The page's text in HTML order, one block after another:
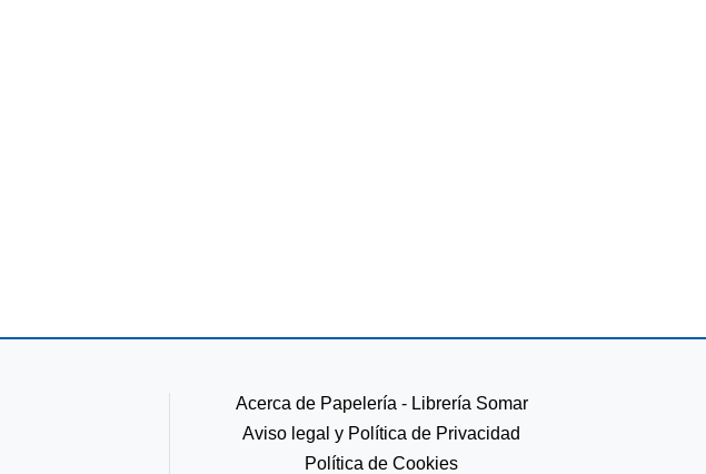
Acerca de Papelería - Librería Somar
Aviso legal y Política de Privacidad
Política de Cookies